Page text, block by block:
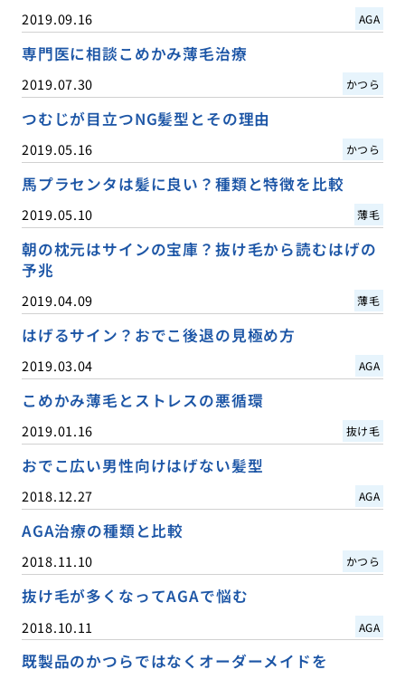
2019.09.16 AGA
専門医に相談こめかみ薄毛治療
2019.07.30 かつら
つむじが目立つNG髪型とその理由
2019.05.16 かつら
馬プラセンタは髪に良い？種類と特徴を比較
2019.05.10 薄毛
朝の枕元はサインの宝庫？抜け毛から読むはげの
予兆
2019.04.09 薄毛
はげるサイン？おでこ後退の見極め方
2019.03.04 AGA
こめかみ薄毛とストレスの悪循環
2019.01.16 抜け毛
おでこ広い男性向けはげない髪型
2018.12.27 AGA
AGA治療の種類と比較
2018.11.10 かつら
抜け毛が多くなってAGAで悩む
2018.10.11 AGA
既製品のかつらではなくオーダーメイドを